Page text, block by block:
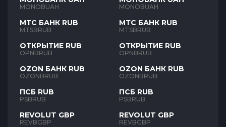
MONOBUAH
МТС БАНК RUB
MTSBRUB
ОТКРЫТИЕ RUB
OPNBRUB
OZON БАНК RUB
OZONBRUB
ПСБ RUB
PSBRUB
REVOLUT GBP
REVBGBP
MONOBUAH
МТС БАНК RUB
MTSBRUB
ОТКРЫТИЕ RUB
OPNBRUB
OZON БАНК RUB
OZONBRUB
ПСБ RUB
PSBRUB
REVOLUT GBP
REVBGBP